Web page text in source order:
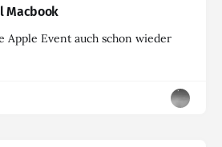
Macbook
Apple Event auch schon wieder